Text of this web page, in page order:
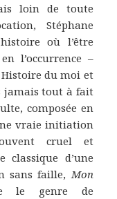
loin de toute
Stéphane
où l’être
l’occurrence –
Histoire du moi et
jamais tout à fait
composée en
vraie initiation
cruel et
d’une
sans faille,Mon
le genre de